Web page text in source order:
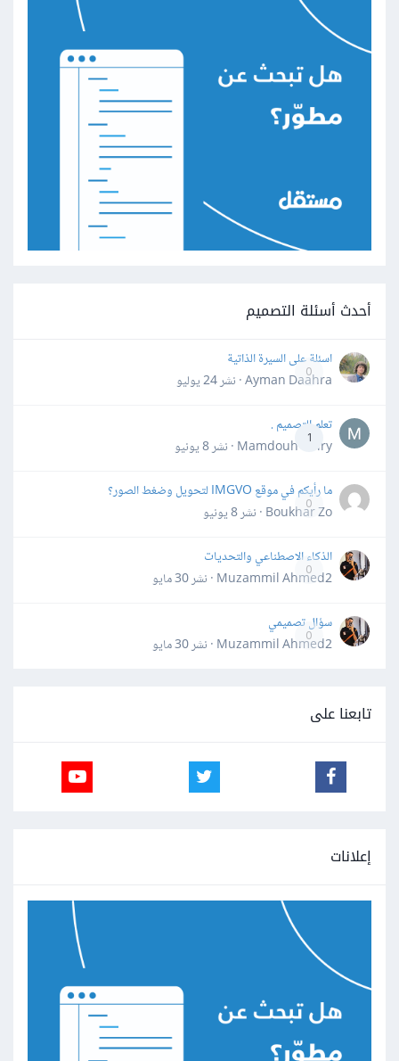
أحدث أسئلة التصميم
0
اسئلة على السيرة الذاتية
Ayman Daahra · نشر
24 يوليو
1
تعلم التصميم .
Mamdouh Khiry · نشر
8 يونيو
0
ما رأيكم في موقع IMGVO لتحويل وضغط الصور؟
Boukhar Zo · نشر
8 يونيو
0
الذكاء الاصطناعي والتحديات
Muzammil Ahmed2 · نشر
30 مايو
0
سؤال تصميمي
Muzammil Ahmed2 · نشر
30 مايو
تابعنا على
إعلانات